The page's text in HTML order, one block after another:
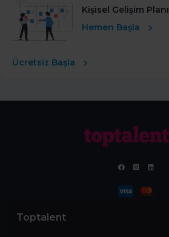
Kişisel Gelişim Planı
Hemen Başla
Ücretsiz Başla
Toptalent